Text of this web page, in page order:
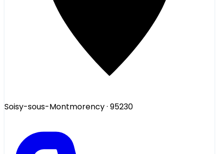
Soisy-sous-Montmorency· 95230